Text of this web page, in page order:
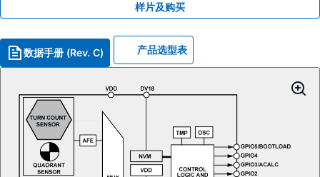
样片及购买
数据手册 (Rev. C) 产品选型表